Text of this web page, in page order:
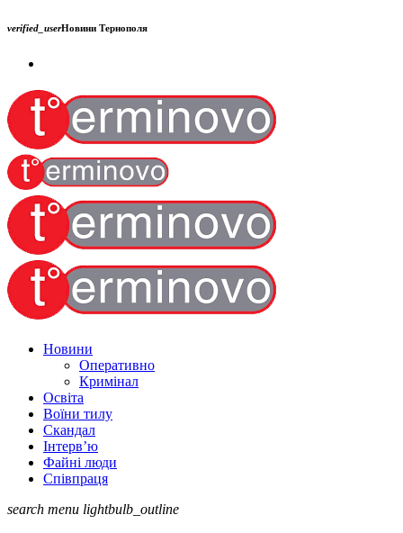
verified_userНовини Тернополя
Новини
Оперативно
Кримінал
Освіта
Воїни тилу
Скандал
Інтерв’ю
Файні люди
Співпраця
search menu lightbulb_outline